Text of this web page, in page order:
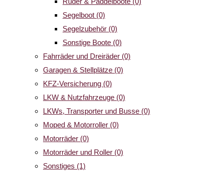
Segelboot (0)
Segelzubehör (0)
Sonstige Boote (0)
Fahrräder und Dreiräder (0)
Garagen & Stellplätze (0)
KFZ-Versicherung (0)
LKW & Nutzfahrzeuge (0)
LKWs, Transporter und Busse (0)
Moped & Motorroller (0)
Motorräder (0)
Motorräder und Roller (0)
Sonstiges (1)